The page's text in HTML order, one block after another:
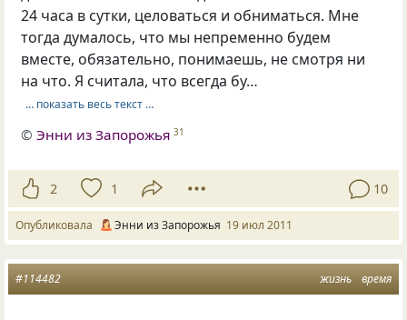
24 часа в сутки, целоваться и обниматься. Мне
тогда думалось, что мы непременно будем
вместе, обязательно, понимаешь, не смотря ни
на что. Я считала, что всегда бу…
… показать весь текст …
©Энни из Запорожья 31
2 1 10
Опубликовала Энни из Запорожья 19 июл 2011
жизнь время
#114482